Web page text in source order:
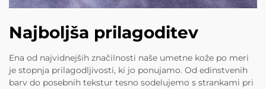
Najboljša prilagoditev
Ena od najvidnejših značilnosti naše umetne kože po meri
je stopnja prilagodljivosti, ki jo ponujamo. Od edinstvenih
barv do posebnih tekstur tesno sodelujemo s strankami pri